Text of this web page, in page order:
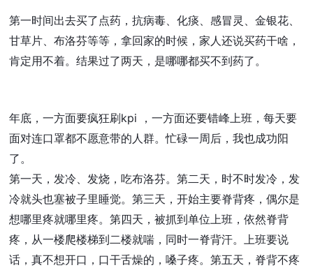
第一时间出去买了点药，抗病毒、化痰、感冒灵、金银花、
甘草片、布洛芬等等，拿回家的时候，家人还说买药干啥，
肯定用不着。结果过了两天，是哪哪都买不到药了。
年底，一方面要疯狂刷kpi ，一方面还要错峰上班，每天要
面对连口罩都不愿意带的人群。忙碌一周后，我也成功阳
了。
第一天，发冷、发烧，吃布洛芬。第二天，时不时发冷，发
冷就头也塞被子里睡觉。第三天，开始主要脊背疼，偶尔是
想哪里疼就哪里疼。第四天，被抓到单位上班，依然脊背
疼，从一楼爬楼梯到二楼就喘，同时一脊背汗。上班要说
话，真不想开口，口干舌燥的，嗓子疼。第五天，脊背不疼